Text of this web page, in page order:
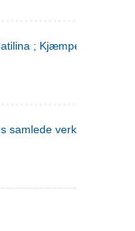
; Kjæmpehøien ;
samlede verker. 1